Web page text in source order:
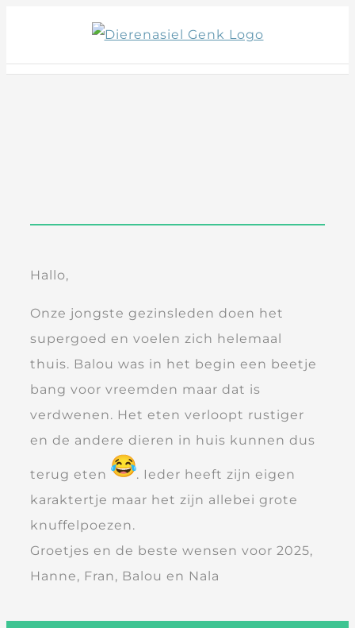
content
Hallo,
Onze jongste gezinsleden doen het
supergoed en voelen zich helemaal
thuis. Balou was in het begin een beetje
bang voor vreemden maar dat is
verdwenen. Het eten verloopt rustiger
en de andere dieren in huis kunnen dus
terug eten
. Ieder heeft zijn eigen
karaktertje maar het zijn allebei grote
knuffelpoezen.
Groetjes en de beste wensen voor 2025,
Hanne, Fran, Balou en Nala